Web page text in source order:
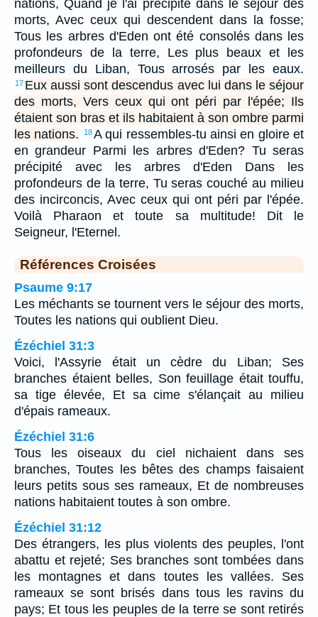
nations, Quand je l'ai précipité dans le séjour des
morts, Avec ceux qui descendent dans la fosse;
Tous les arbres d'Eden ont été consolés dans les
profondeurs de la terre, Les plus beaux et les
meilleurs du Liban, Tous arrosés par les eaux.
17 Eux aussi sont descendus avec lui dans le séjour
des morts, Vers ceux qui ont péri par l'épée; Ils
étaient son bras et ils habitaient à son ombre parmi
les nations.
18A qui ressembles-tu ainsi en gloire et
en grandeur Parmi les arbres d'Eden? Tu seras
précipité avec les arbres d'Eden Dans les
profondeurs de la terre, Tu seras couché au milieu
des incirconcis, Avec ceux qui ont péri par l'épée.
Voilà Pharaon et toute sa multitude! Dit le
Seigneur, l'Eternel.
Références Croisées
Psaume 9:17
Les méchants se tournent vers le séjour des morts,
Toutes les nations qui oublient Dieu.
Ézéchiel 31:3
Voici, l'Assyrie était un cèdre du Liban; Ses
branches étaient belles, Son feuillage était touffu,
sa tige élevée, Et sa cime s'élançait au milieu
d'épais rameaux.
Ézéchiel 31:6
Tous les oiseaux du ciel nichaient dans ses
branches, Toutes les bêtes des champs faisaient
leurs petits sous ses rameaux, Et de nombreuses
nations habitaient toutes à son ombre.
Ézéchiel 31:12
Des étrangers, les plus violents des peuples, l'ont
abattu et rejeté; Ses branches sont tombées dans
les montagnes et dans toutes les vallées. Ses
rameaux se sont brisés dans tous les ravins du
pays; Et tous les peuples de la terre se sont retirés